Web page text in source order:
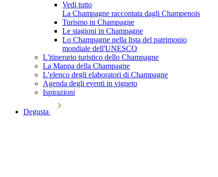
Vedi tutto
La Champagne raccontata dagli Champenois
Turismo in Champagne
Le stagioni in Champagne
Lo Champagne nella lista del patrimonio
mondiale dell'UNESCO
L'itinerario turistico dello Champagne
La Mappa della Champagne
L’elenco degli elaboratori di Champagne
Agenda degli eventi in vigneto
Ispirazioni
Degusta